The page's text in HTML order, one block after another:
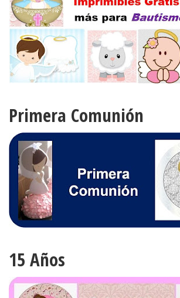
Primera Comunión
15 Años